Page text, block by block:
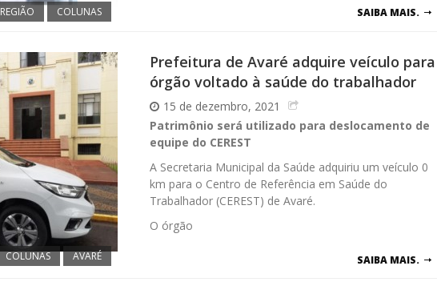
REGIÃO COLUNAS SAIBA MAIS.
COLUNAS AVARÉ
Prefeitura de Avaré adquire veículo para
órgão voltado à saúde do trabalhador
15 de dezembro, 2021
Patrimônio será utilizado para deslocamento de
equipe do CEREST
A Secretaria Municipal da Saúde adquiriu um veículo 0
km para o Centro de Referência em Saúde do
Trabalhador (CEREST) de Avaré.
O órgão
SAIBA MAIS.